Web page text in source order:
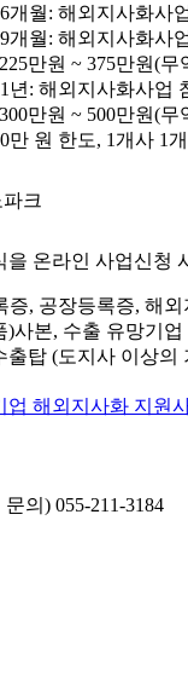
개월: 해외지사화사
개월: 해외지사화사
만원 ~ 375만원(무
년: 해외지사화사업
만원 ~ 500만원(무
만 원 한도, 1개사 1
크
을 온라인 사업신청
증, 공장등록증, 해
)사본, 수출 유망기
출탑 (도지사 이상
업 해외지사화 지원
의) 055-211-3184